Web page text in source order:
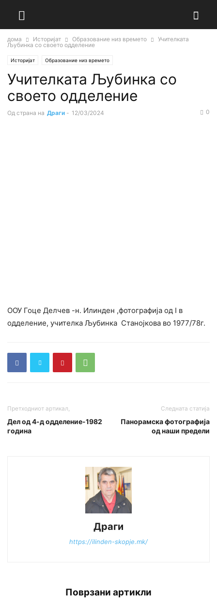
дома Историјат Образование низ времето
Учителката
Љубинка со своето одделение
Историјат Образование низ времето
Учителката Љубинка со
своето одделение
Од страна на Драги - 12/03/2024 0
ООУ Гоце Делчев -н. Илинден ,фотографија од I в
одделение, учителка Љубинка Станојкова во 1977/78г.
Претходниот артикал,
Дел од 4-д одделение-1982
година
Следната статија
Панорамска фотографија
од наши предели
Драги
https://ilinden-skopje.mk/
Поврзани артикли